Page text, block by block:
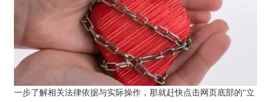
一步了解相关法律依据与实际操作，那就赶快点击网页底部的“立